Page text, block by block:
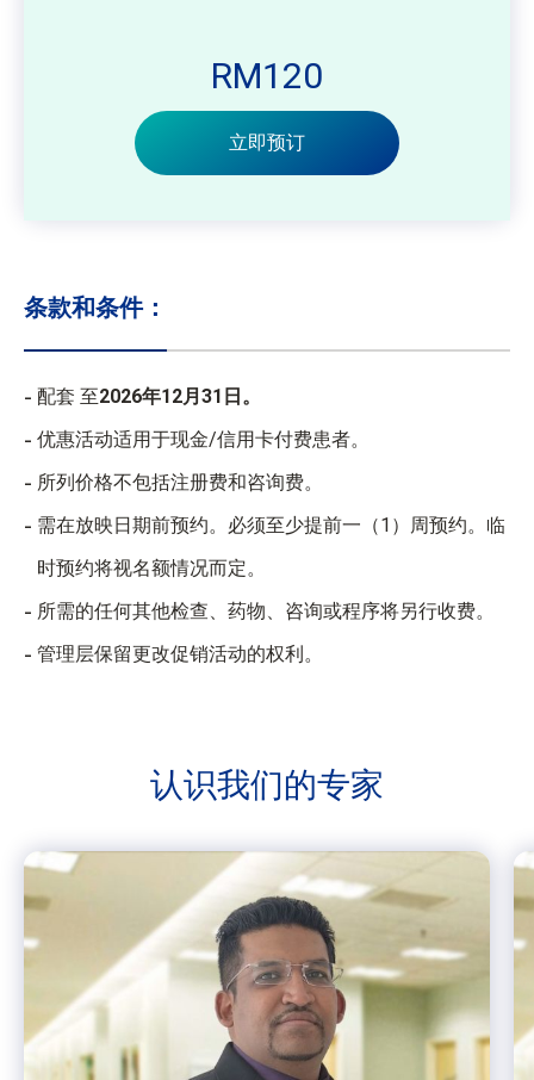
RM120
立即预订
条款和条件：
配套 至2026年12月31日。
优惠活动适用于现金/信用卡付费患者。
所列价格不包括注册费和咨询费。
需在放映日期前预约。必须至少提前一（1）周预约。临
时预约将视名额情况而定。
所需的任何其他检查、药物、咨询或程序将另行收费。
管理层保留更改促销活动的权利。
认识我们的专家